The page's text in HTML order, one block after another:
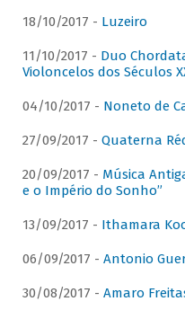
18/10/2017 - Luzeiro
11/10/2017 - Duo
Violoncelos dos Séculos
04/10/2017 - Noneto de
27/09/2017 - Quaterna
20/09/2017 - Música
e o Império do Sonho”
13/09/2017 - Ithamara
06/09/2017 - Antonio
30/08/2017 - Amaro